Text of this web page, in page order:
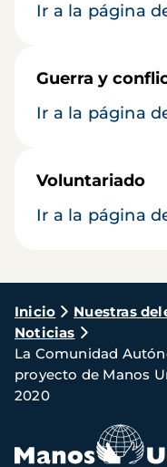
Ir a la página
Guerra y
Ir a la página
Voluntariado
Ir a la página
Ruta
de
navegación
Inicio Nuestras
Noticias
La Comunidad
proyecto de Manos
2020